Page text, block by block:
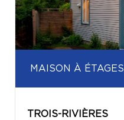
MAISON À ÉTAGES
TROIS-RIVIÈRES